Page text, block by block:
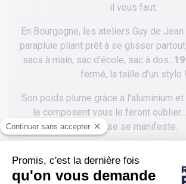
il vous faut.
En Bourgogne, les ateliers Guy de
parapluie pliant prêt à se glisser
sacs à main, sac d'école, sac à dos...
fermé, la taille d'un stylo !
Son poids plume grâce à l'aluminium et
le composent vous le feront
averse se manifeste.
à un diamètre de 70 cm.